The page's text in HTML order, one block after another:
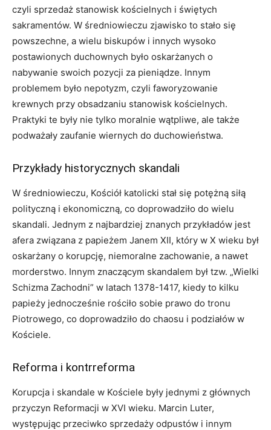
czyli sprzedaż stanowisk kościelnych i świętych
sakramentów. W średniowieczu zjawisko to stało się
powszechne, a wielu biskupów i innych wysoko
postawionych duchownych było oskarżanych o
nabywanie swoich pozycji za pieniądze. Innym
problemem było nepotyzm, czyli faworyzowanie
krewnych przy obsadzaniu stanowisk kościelnych.
Praktyki te były nie tylko moralnie wątpliwe, ale także
podważały zaufanie wiernych do duchowieństwa.
Przykłady historycznych skandali
W średniowieczu, Kościół katolicki stał się potężną siłą
polityczną i ekonomiczną, co doprowadziło do wielu
skandali. Jednym z najbardziej znanych przykładów jest
afera związana z papieżem Janem XII, który w X wieku był
oskarżany o korupcję, niemoralne zachowanie, a nawet
morderstwo. Innym znaczącym skandalem był tzw. „Wielki
Schizma Zachodni” w latach 1378-1417, kiedy to kilku
papieży jednocześnie rościło sobie prawo do tronu
Piotrowego, co doprowadziło do chaosu i podziałów w
Kościele.
Reforma i kontrreforma
Korupcja i skandale w Kościele były jednymi z głównych
przyczyn Reformacji w XVI wieku. Marcin Luter,
występując przeciwko sprzedaży odpustów i innym